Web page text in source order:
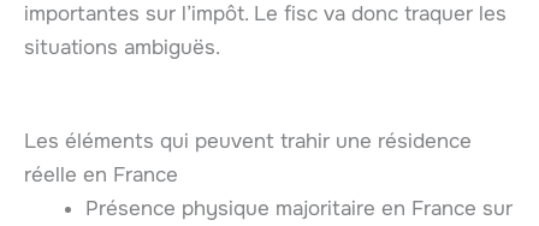
importantes sur l’impôt. Le fisc va donc traquer les
situations ambiguës.
Les éléments qui peuvent trahir une résidence
réelle en France
Présence physique majoritaire en France sur